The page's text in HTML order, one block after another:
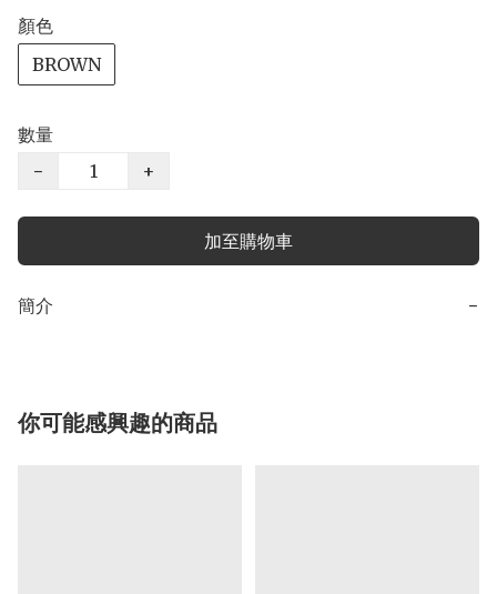
顏色
BROWN
數量
−
+
加至購物車
簡介 −
你可能感興趣的商品